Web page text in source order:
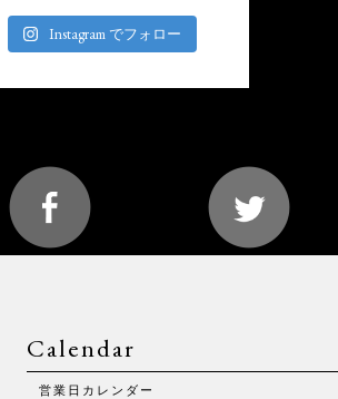
Instagram でフォロー
Calendar
営業日カレンダー